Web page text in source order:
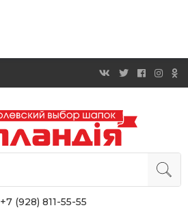
+7 (928) 811-55-55